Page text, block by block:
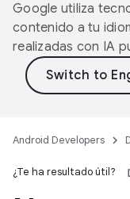
Google utiliza
contenido a tu
realizadas con IA
Android Developers
¿Te ha resultado útil?